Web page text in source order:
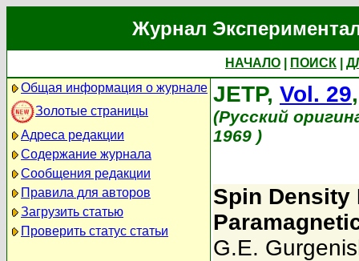
Журнал
НАЧАЛО ПОИСК
Общая информация о журнале
Золотые страницы
Адреса редакции
Содержание журнала
Сообщения редакции
Правила для авторов
Загрузить статью
Проверить статус статьи
JETP, Vol. 29
(Русский
1969 )
Spin Density
G.E.